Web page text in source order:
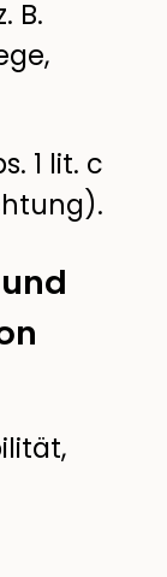
B.
1 lit. c